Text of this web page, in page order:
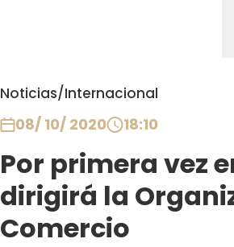
Noticias/Internacional
08/ 10/ 2020 18:10
Por primera vez
dirigirá la
Comercio